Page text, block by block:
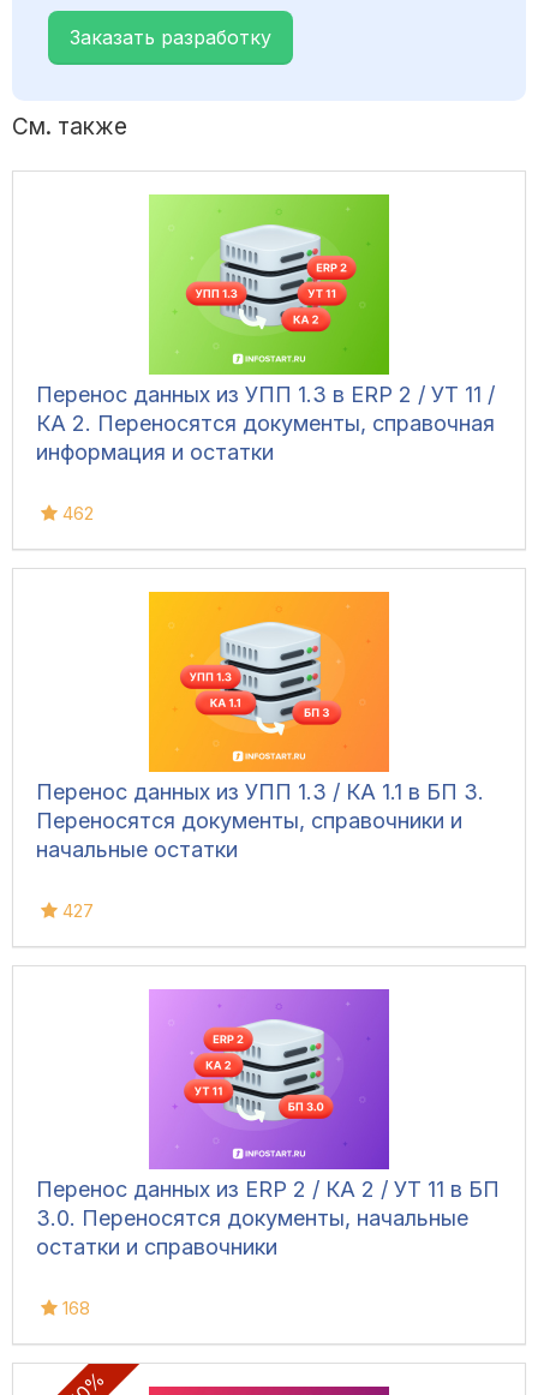
Заказать разработку
См. также
Перенос данных из УПП 1.3 в ERP 2 / УТ 11 /
КА 2. Переносятся документы, справочная
информация и остатки
462
Перенос данных из УПП 1.3 / КА 1.1 в БП 3.
Переносятся документы, справочники и
начальные остатки
427
Перенос данных из ERP 2 / КА 2 / УТ 11 в БП
3.0. Переносятся документы, начальные
остатки и справочники
168